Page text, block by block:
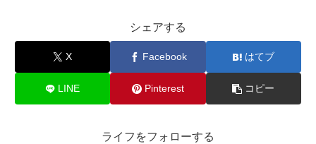
シェアする
X Facebook はてブ
LINE Pinterest コピー
ライフをフォローする